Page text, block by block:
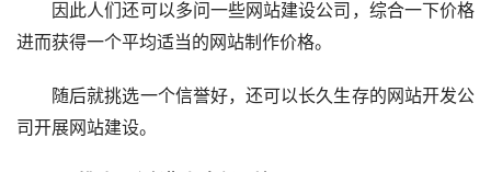
因此人们还可以多问一些网站建设公司，综合一下价格
进而获得一个平均适当的网站制作价格。
随后就挑选一个信誉好，还可以长久生存的网站开发公
司开展网站建设。